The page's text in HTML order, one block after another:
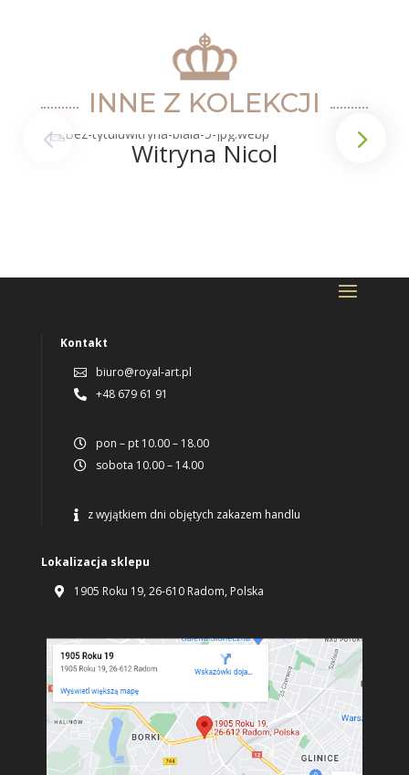
INNE Z KOLEKCJI
Witryna Nicol
Kontakt
 biuro@royal-art.pl
 +48 679 61 91
 pon – pt 10.00 – 18.00
 sobota 10.00 – 14.00
 z wyjątkiem dni objętych zakazem handlu
Lokalizacja sklepu
 1905 Roku 19, 26-610 Radom, Polska